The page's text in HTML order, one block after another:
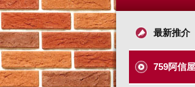
最新推介
759阿信